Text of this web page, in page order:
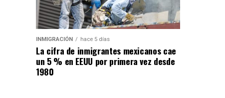
INMIGRACIÓN hace 5 días
La cifra de inmigrantes mexicanos cae
un 5 % en EEUU por primera vez desde
1980